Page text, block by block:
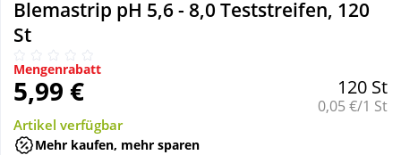
Natur & Homöopathie
Sanitätshaus
Sport & Fitness
Blemastrip pH 5,6 - 8,0 Teststreifen, 120
St
Mengenrabatt
5,99 € 120 St
Grundpreis:
0,05 €/1 St
Artikel verfügbar
Mehr kaufen, mehr sparen